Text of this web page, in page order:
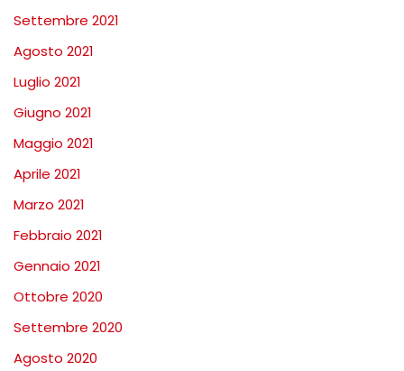
Settembre 2021
Agosto 2021
Luglio 2021
Giugno 2021
Maggio 2021
Aprile 2021
Marzo 2021
Febbraio 2021
Gennaio 2021
Ottobre 2020
Settembre 2020
Agosto 2020